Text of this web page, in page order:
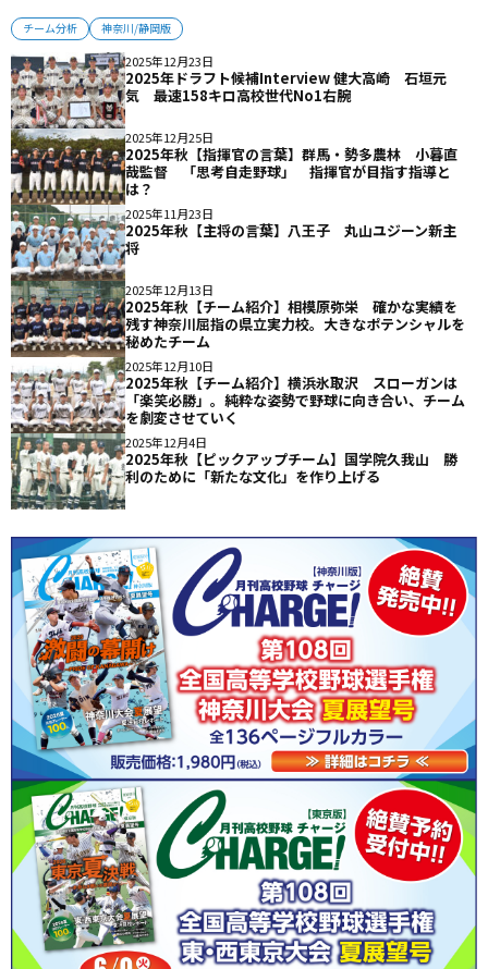
チーム分析 神奈川/静岡版
2025年12月23日
2025年ドラフト候補Interview 健大高崎 石垣元
気 最速158キロ高校世代No1右腕
2025年12月25日
2025年秋【指揮官の言葉】群馬・勢多農林 小暮直
哉監督 「思考自走野球」 指揮官が目指す指導と
は？
2025年11月23日
2025年秋【主将の言葉】八王子 丸山ユジーン新主
将
2025年12月13日
2025年秋【チーム紹介】相模原弥栄 確かな実績を
残す神奈川屈指の県立実力校。大きなポテンシャルを
秘めたチーム
2025年12月10日
2025年秋【チーム紹介】横浜氷取沢 スローガンは
「楽笑必勝」。純粋な姿勢で野球に向き合い、チーム
を劇変させていく
2025年12月4日
2025年秋【ピックアップチーム】国学院久我山 勝
利のために「新たな文化」を作り上げる